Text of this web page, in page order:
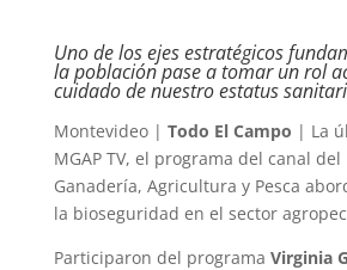
Uno de los ejes estratégicos
la población pase a tomar un rol
cuidado de nuestro estatus
Montevideo | Todo El Campo | La
MGAP TV, el programa del canal
Ganadería, Agricultura y Pesca
la bioseguridad en el sector
Participaron del programa Virginia